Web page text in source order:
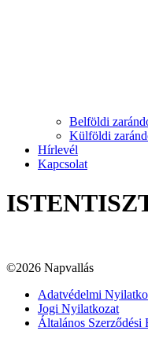
Belföldi
Külföldi
Hírlevél
Kapcsolat
©2026 Napvallás
Adatvédelmi
Jogi Nyilatkozat
Általános Szerződési